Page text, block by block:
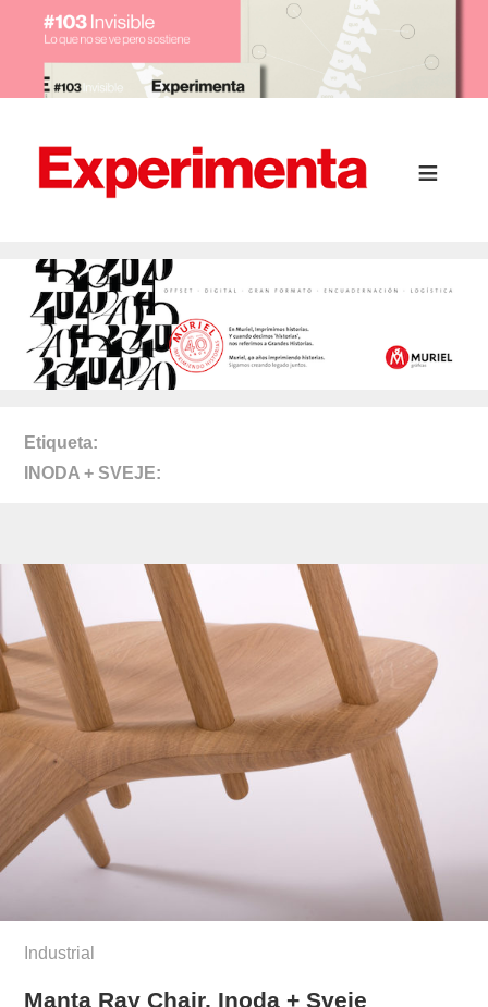
Etiqueta
INODA + SVEJE
Industrial
Manta Ray Chair, Inoda + Sveje